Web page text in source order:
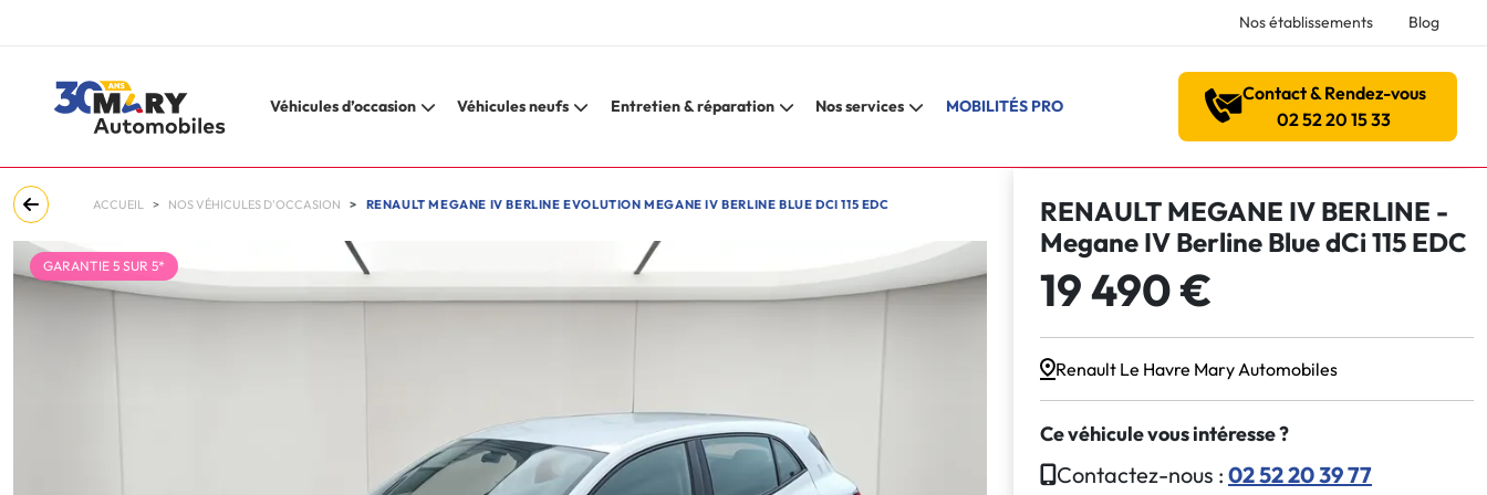
Nos établissements Blog
Véhicules d’occasion Véhicules neufs Entretien & réparation Nos services MOBILITÉS PRO
Contact & Rendez-vous
02 52 20 15 33
ACCUEIL NOS VÉHICULES D'OCCASION RENAULT MEGANE IV BERLINE EVOLUTION MEGANE IV BERLINE BLUE DCI 115 EDC
GARANTIE 5 SUR 5*
RENAULT MEGANE IV BERLINE -
Megane IV Berline Blue dCi 115 EDC
19 490 €
Renault Le Havre Mary Automobiles
Ce véhicule vous intéresse ?
Contactez-nous : 02 52 20 39 77